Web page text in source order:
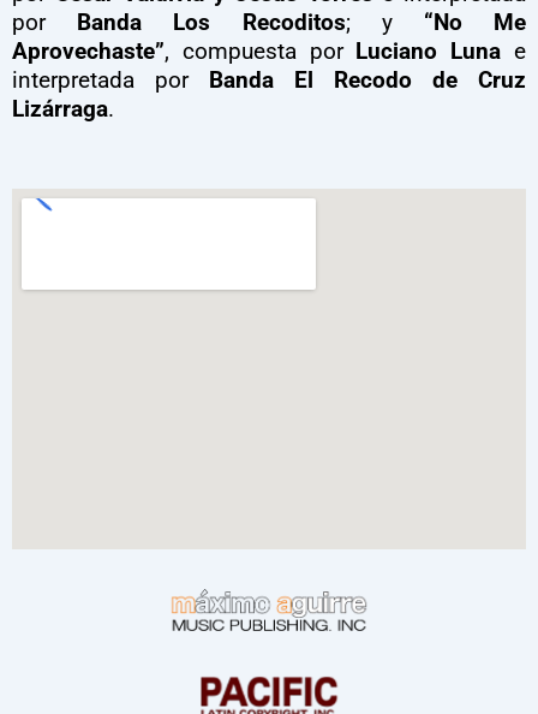
por Banda Los Recoditos; y “No Me
Aprovechaste”, compuesta por Luciano Luna e
interpretada por Banda El Recodo de Cruz
Lizárraga.